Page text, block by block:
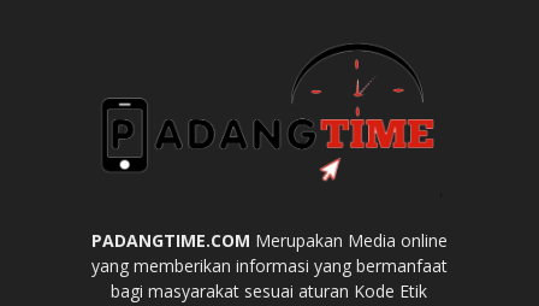
PADANGTIME.COM Merupakan Media online
yang memberikan informasi yang bermanfaat
bagi masyarakat sesuai aturan Kode Etik